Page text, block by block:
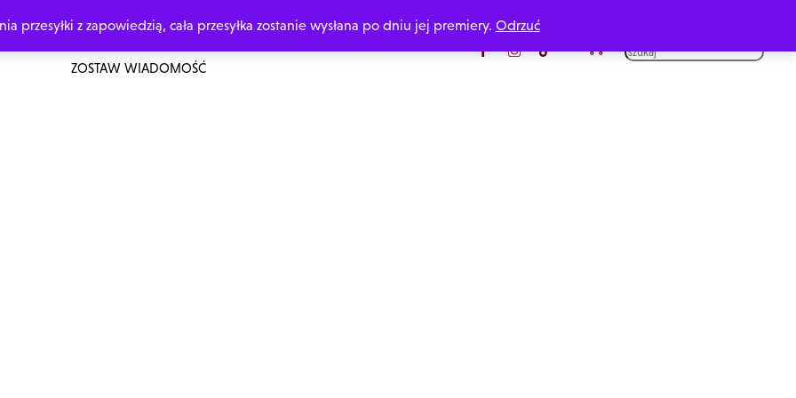
przesyłki z zapowiedzią, cała przesyłka zostanie wysłana po dniu jej premiery. Odrzuć
O MNIE ZAMÓW Z DEDYKACJĄ MOJE KSIĄŻKI
ZOSTAW WIADOMOŚĆ